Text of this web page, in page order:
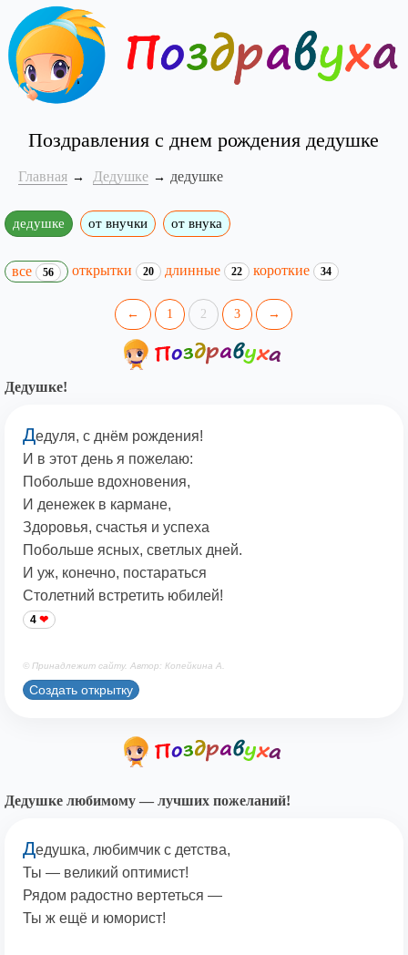
Поздравления с днем рождения дедушке
Главная Дедушке дедушке
дедушке от внучки от внука
все 56 открытки 20 длинные 22 короткие 34
← 1 2 3 →
Дедушке!
Дедуля, с днём рождения!
И в этот день я пожелаю:
Побольше вдохновения,
И денежек в кармане,
Здоровья, счастья и успеха
Побольше ясных, светлых дней.
И уж, конечно, постараться
Столетний встретить юбилей!
4
© Принадлежит сайту. Автор: Копейкина А.
Создать открытку
Дедушке любимому — лучших пожеланий!
Дедушка, любимчик с детства,
Ты — великий оптимист!
Рядом радостно вертеться —
Ты ж ещё и юморист!